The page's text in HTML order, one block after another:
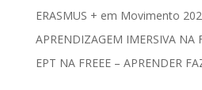
ERASMUS + em Movimento
APRENDIZAGEM IMERSIVA NA
EPT NA FREEE – APRENDER